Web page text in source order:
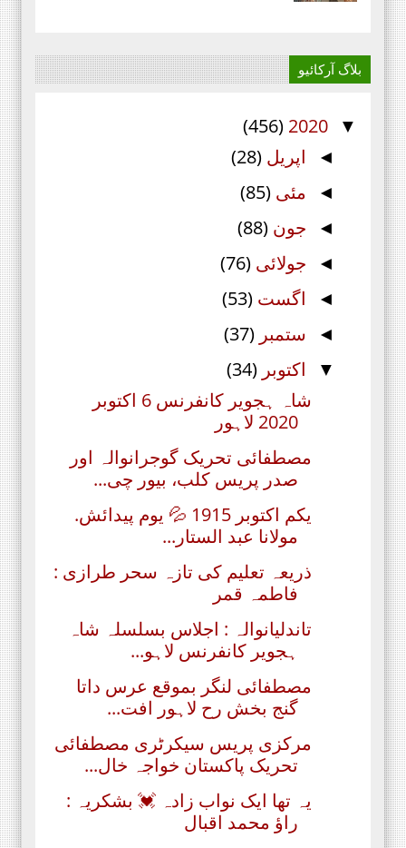
بلاگ آرکائیو
▼
2020
(456)
◄ اپریل (28)
◄ مئی (85)
◄ جون (88)
◄ جولائی (76)
◄ اگست (53)
◄ ستمبر (37)
▼ اکتوبر (34)
شاہ ہجویر کانفرنس 6 اکتوبر
2020 لاہور
مصطفائی تحریک گوجرانوالہ اور
صدر پریس کلب، بیور چی...
یکم اکتوبر 1915 💦 یوم پیدائش.
مولانا عبد الستار...
ذریعہ تعلیم کی تازہ سحر طرازی :
فاطمہ قمر
تاندلیانوالہ : اجلاس بسلسلہ شاہ
ہجویر کانفرنس لاہو...
مصطفائی لنگر بموقع عرس داتا
گنج بخش رح لاہور افت...
مرکزی پریس سیکرٹری مصطفائی
تحریک پاکستان خواجہ خال...
یہ تھا ایک نواب زادہ 💓 بشکریہ :
راؤ محمد اقبال